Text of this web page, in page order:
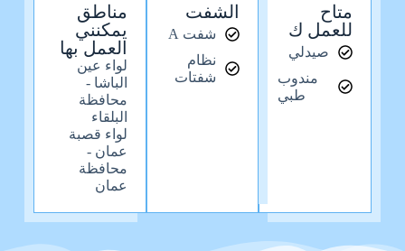
متاح
للعمل ك
صيدلي
مندوب
طبي
الشفت
شفت A
نظام
شفتات
مناطق
يمكنني
العمل بها
لواء عين
الباشا -
محافظة
البلقاء
لواء قصبة
عمان -
محافظة
عمان